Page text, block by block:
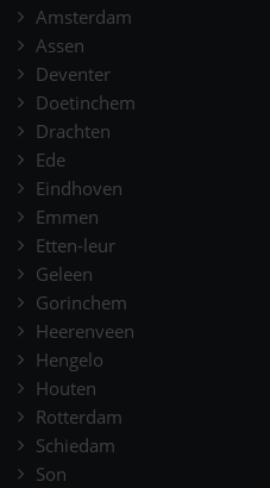
Amsterdam
Assen
Deventer
Doetinchem
Drachten
Ede
Eindhoven
Emmen
Etten-leur
Geleen
Gorinchem
Heerenveen
Hengelo
Houten
Rotterdam
Schiedam
Son